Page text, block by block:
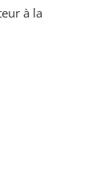
à la